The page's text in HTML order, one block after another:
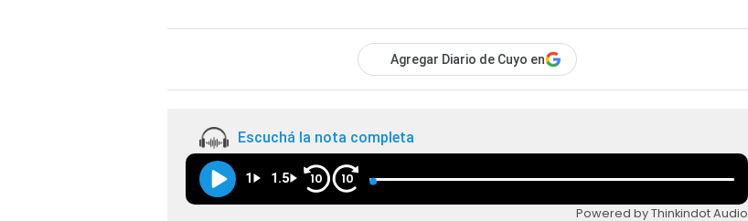
Agregar Diario de Cuyo en
Escuchá la nota completa
1 1.5 10 10
Powered by Thinkindot Audio